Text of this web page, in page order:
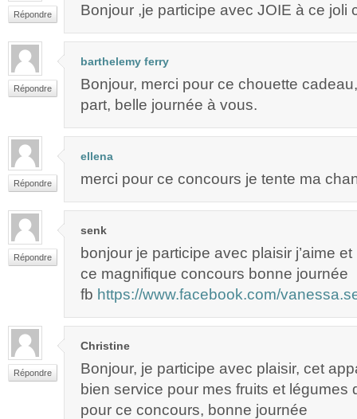
Répondre Bonjour ,je participe avec JOIE à ce joli
Répondre
barthelemy ferry
Bonjour, merci pour ce chouette
part, belle journée à vous.
Répondre
ellena
merci pour ce concours je tente ma
Répondre
senk
bonjour je participe avec plaisir j’aime
ce magnifique concours bonne journée
fb https://www.facebook.com/
Répondre
Christine
Bonjour, je participe avec plaisir, cet
bien service pour mes fruits et légumes
pour ce concours, bonne journée